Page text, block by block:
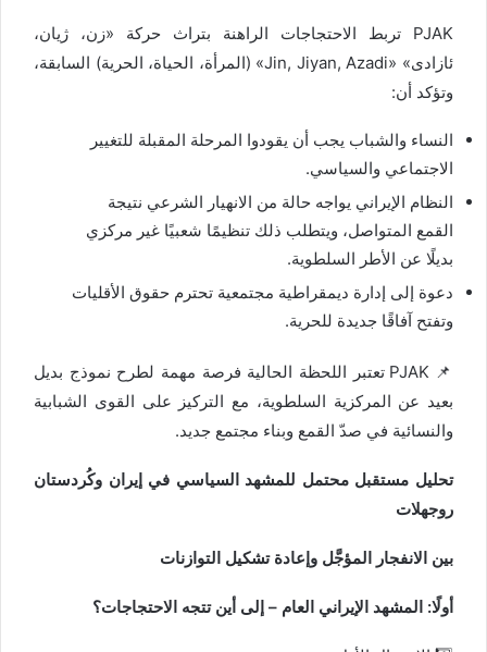
PJAK تربط الاحتجاجات الراهنة بتراث حركة «زن، ژیان،
ئازادی» «Jin, Jiyan, Azadi» (المرأة، الحياة، الحرية) السابقة،
وتؤكد أن:
النساء والشباب يجب أن يقودوا المرحلة المقبلة للتغيير
الاجتماعي والسياسي.
النظام الإيراني يواجه حالة من الانهيار الشرعي نتيجة
القمع المتواصل، ويتطلب ذلك تنظيمًا شعبيًا غير مركزي
بديلًا عن الأطر السلطوية.
دعوة إلى إدارة ديمقراطية مجتمعية تحترم حقوق الأقليات
وتفتح آفاقًا جديدة للحرية.
📌 PJAK تعتبر اللحظة الحالية فرصة مهمة لطرح نموذج بديل
بعيد عن المركزية السلطوية، مع التركيز على القوى الشبابية
والنسائية في صدّ القمع وبناء مجتمع جديد.
تحليل مستقبل محتمل للمشهد السياسي في إيران وكُردستان
روجھلات
بين الانفجار المؤجَّل وإعادة تشكيل التوازنات
أولًا: المشهد الإيراني العام – إلى أين تتجه الاحتجاجات؟